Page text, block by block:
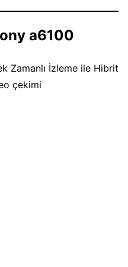
a6100
Zamanlı İzleme ile Hibrit
çekimi